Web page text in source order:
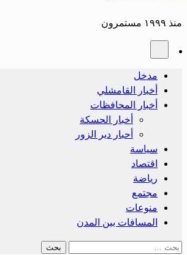
منذ ١٩٩٩ مستمرون
مدخل
أخبار القامشلي
أخبار المحافظات
أخبار الحسكة
أحبار دير الزور
سياسة
اقتصاد
رياضة
مجتمع
منوعات
المسافات بين المدن
البحث